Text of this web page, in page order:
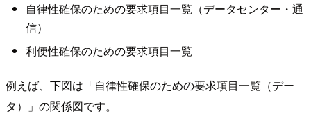
自律性確保のための要求項目一覧（データセンター・通
信）
利便性確保のための要求項目一覧
例えば、下図は「自律性確保のための要求項目一覧（デー
タ）」の関係図です。